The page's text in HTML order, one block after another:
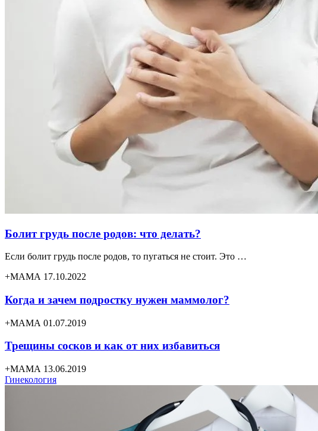
Болит грудь после родов: что делать?
Если болит грудь после родов, то пугаться не стоит. Это …
+МАМА 17.10.2022
Когда и зачем подростку нужен маммолог?
+МАМА 01.07.2019
Трещины сосков и как от них избавиться
+МАМА 13.06.2019
Гинекология